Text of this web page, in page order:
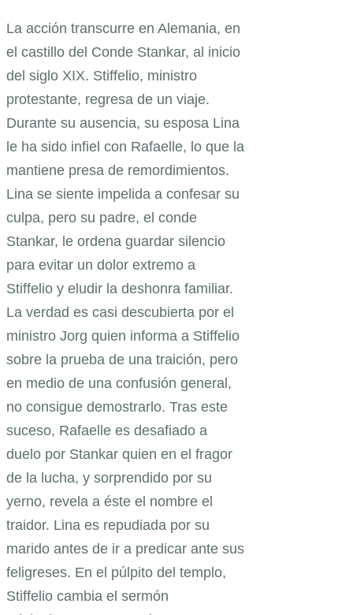
La acción transcurre en Alemania, en
el castillo del Conde Stankar, al inicio
del siglo XIX. Stiffelio, ministro
protestante, regresa de un viaje.
Durante su ausencia, su esposa Lina
le ha sido infiel con Rafaelle, lo que la
mantiene presa de remordimientos.
Lina se siente impelida a confesar su
culpa, pero su padre, el conde
Stankar, le ordena guardar silencio
para evitar un dolor extremo a
Stiffelio y eludir la deshonra familiar.
La verdad es casi descubierta por el
ministro Jorg quien informa a Stiffelio
sobre la prueba de una traición, pero
en medio de una confusión general,
no consigue demostrarlo. Tras este
suceso, Rafaelle es desafiado a
duelo por Stankar quien en el fragor
de la lucha, y sorprendido por su
yerno, revela a éste el nombre el
traidor. Lina es repudiada por su
marido antes de ir a predicar ante sus
feligreses. En el púlpito del templo,
Stiffelio cambia el sermón